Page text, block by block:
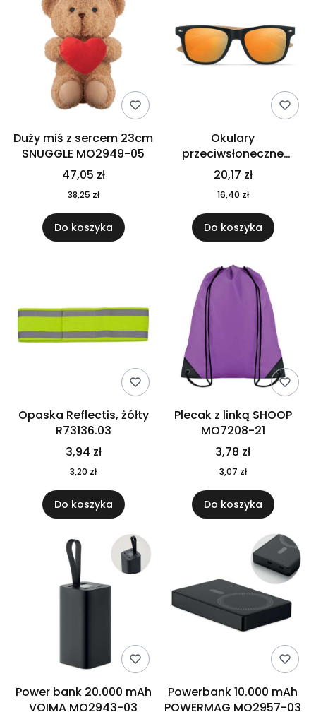
Duży miś z sercem 23cm
SNUGGLE MO2949-05
47,05 zł
38,25 zł
Do koszyka
Okulary
przeciwsłoneczne
CALIFORNIA TOUCH
MO9617-10
20,17 zł
16,40 zł
Do koszyka
Opaska Reflectis, żółty
R73136.03
3,94 zł
3,20 zł
Do koszyka
Plecak z linką SHOOP
MO7208-21
3,78 zł
3,07 zł
Do koszyka
Power bank 20.000 mAh
VOIMA MO2943-03
Powerbank 10.000 mAh
POWERMAG MO2957-03